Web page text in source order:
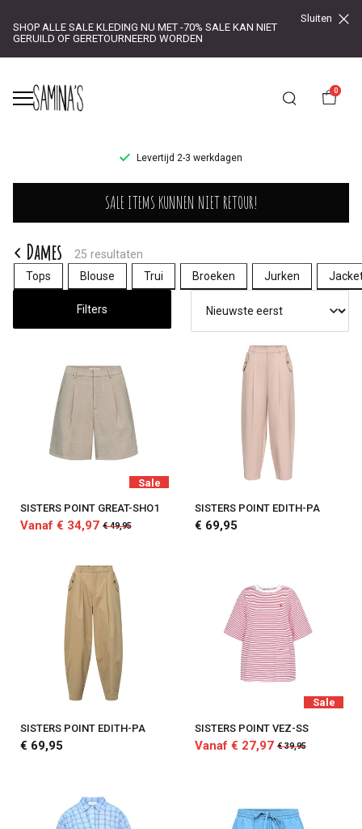
SHOP ALLE SALE KLEDING NU MET -70% SALE KAN NIET
GERUILD OF GERETOURNEERD WORDEN
Sluiten
0
Levertijd 2-3 werkdagen
Dames
Saminas
SALE ITEMS KUNNEN NIET RETOUR!
Dames
25 resultaten
Tops
Blouse Trui Broeken Jurken
Filters
Sale
SISTERS POINT GREAT-SHO1
Vanaf € 34,97 € 49,95
SISTERS POINT EDITH-PA
€ 69,95
SISTERS POINT EDITH-PA
€ 69,95
Sale
SISTERS POINT VEZ-SS
Vanaf € 27,97 € 39,95